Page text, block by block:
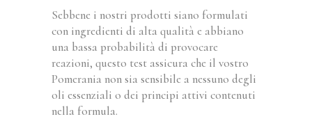
Sebbene i nostri prodotti siano formulati
con ingredienti di alta qualità e abbiano
una bassa probabilità di provocare
reazioni, questo test assicura che il vostro
Pomerania non sia sensibile a nessuno degli
oli essenziali o dei principi attivi contenuti
nella formula.